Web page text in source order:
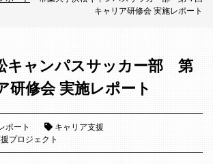
キャリア研修会 実施レポート
キャンパスサッカー部 第
研修会 実施レポート
ポート
キャリア支援
プロジェクト